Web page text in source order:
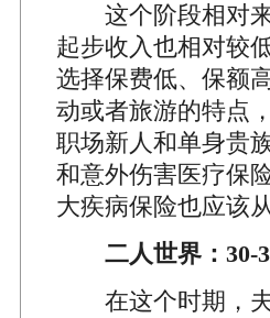
这个阶段相对来
起步收入也相对较
选择保费低、保额
动或者旅游的特点
职场新人和单身贵
和意外伤害医疗保
大疾病保险也应该
二人世界：30-
在这个时期，夫